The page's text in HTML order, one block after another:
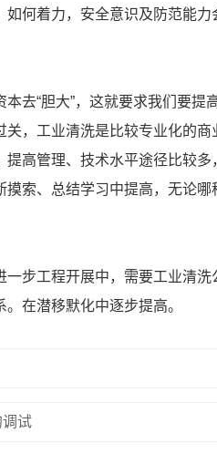
何着力，安全意识及防范能力
去“胆大”，这就要求我们要提
，工业清洗是比较专业化的商
高管理、技术水平途径比较
索、总结学习中提高，无论
步工程开展中，需要工业清
在潜移默化中逐步提高。
试